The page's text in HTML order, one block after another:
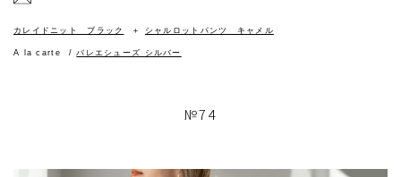
カレイドニット ブラック シャルロットパンツ キャメル
A la carte バレエシューズ シルバー
№74